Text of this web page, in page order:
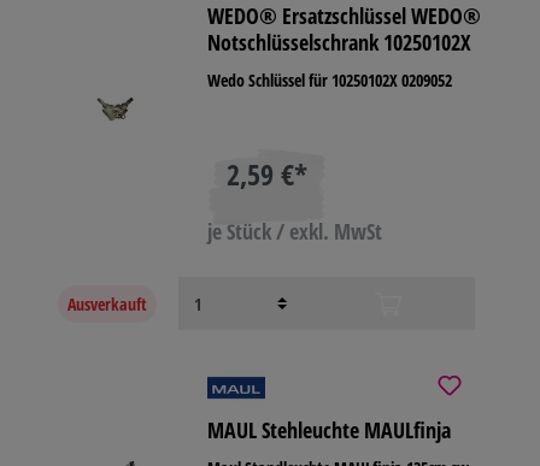
WEDO® Ersatzschlüssel WEDO®
Notschlüsselschrank 10250102X
Wedo Schlüssel für 10250102X 0209052
2,59 €*
je Stück / exkl. MwSt
Ausverkauft
MAUL Stehleuchte MAULfinja